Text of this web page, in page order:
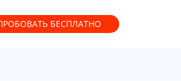
БЕСПЛАТНО